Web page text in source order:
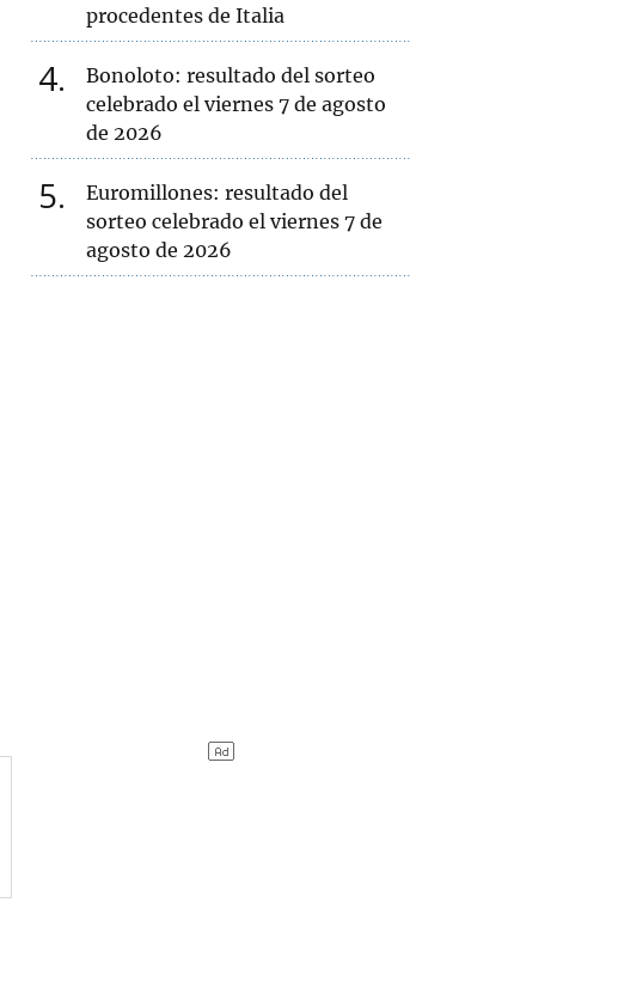
procedentes de Italia
4
Bonoloto: resultado del sorteo
celebrado el viernes 7 de agosto
de 2026
5
Euromillones: resultado del
sorteo celebrado el viernes 7 de
agosto de 2026